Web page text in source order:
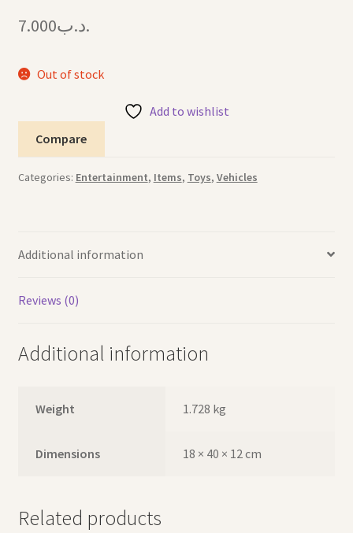
.د.ب7.000
Out of stock
Add to wishlist
Compare
Categories: Entertainment, Items, Toys, Vehicles
Additional information
Reviews (0)
Additional information
Weight 1.728 kg
Dimensions 18 × 40 × 12 cm
Related products